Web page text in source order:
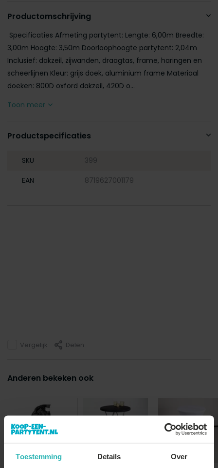
Toestemming Details Over
Productomschrijving
Specificaties Afmeting partytent: Lengte: 6,00m Breedte:
3,00m Hoogte: 3,50m Doorloophoogte partytent: 2,04m
Inclusief: dakzeil, zijwanden, draagtas, frame, haringen en
scheerlijnen Kleur: grijs doek, aluminium frame Materiaal
doeken: 800D oxford dakzeil, 420D o...
Toon meer
Productspecificaties
SKU 399
EAN 8719627001179
Vergelijk Delen
Anderen bekeken ook
Gewichtzak